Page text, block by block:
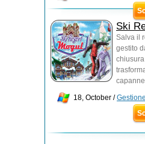
Ski
Salva il
gestito
18, October /